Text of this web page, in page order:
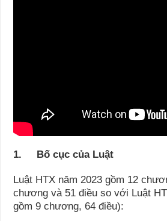
1. Bố cục của Luật
Luật HTX năm 2023 gồm 12
chương và 51 điều so với Luật
gồm 9 chương, 64 điều):